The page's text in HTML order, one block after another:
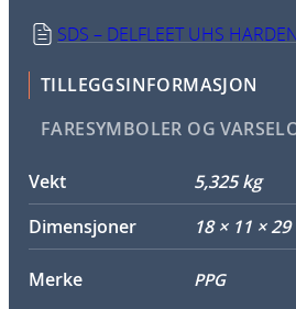
SDS – DELFLEET UHS
TILLEGGSINFORMASJON
FARESYMBOLER OG
Vekt
5,325 kg
Dimensjoner
18 × 11 ×
Merke PPG